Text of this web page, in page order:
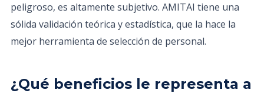
peligroso, es altamente subjetivo. AMITAI tiene una
sólida validación teórica y estadística, que la hace la
mejor herramienta de selección de personal.
¿Qué beneficios le representa a